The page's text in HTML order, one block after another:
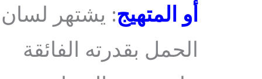
أو المتهيج: يشتهر لسان
الحمل بقدرته الفائقة